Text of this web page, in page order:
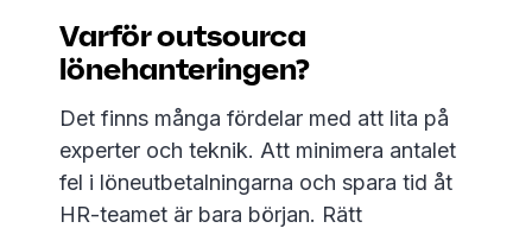
Varför outsourca
lönehanteringen?
Det finns många fördelar med att lita på
experter och teknik. Att minimera antalet
fel i löneutbetalningarna och spara tid åt
HR-teamet är bara början. Rätt